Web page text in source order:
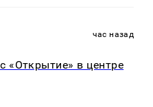
час назад
в центре